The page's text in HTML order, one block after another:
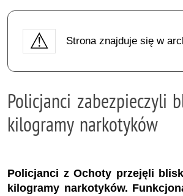
Strona znajduje się w
Policjanci zabezpieczyli
kilogramy narkotyków
Policjanci z Ochoty przejęli
kilogramy narkotyków.